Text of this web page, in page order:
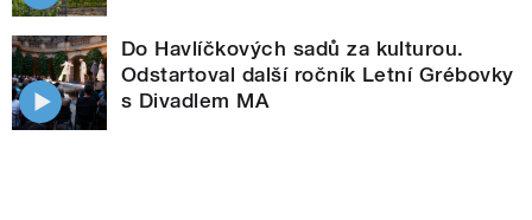
Do Havlíčkových sadů za kulturou.
Odstartoval další ročník Letní Grébovky
s Divadlem MA